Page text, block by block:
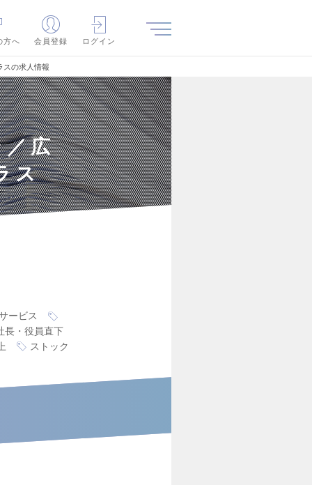
方へ 会員登録 ログイン
スの求人情報
／広
ス
ービス
長・役員直下
ストック